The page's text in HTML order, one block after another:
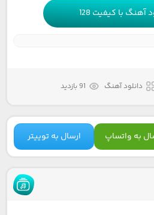
آهنگ با کیفیت 128
دانلود آهنگ 91 بازدید
به واتساپ ارسال به توییتر